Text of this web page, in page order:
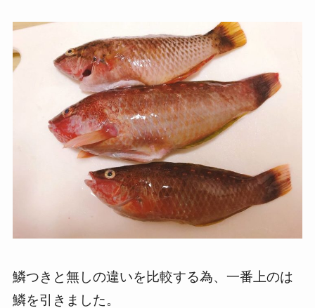
鱗つきと無しの違いを比較する為、一番上のは
鱗を引きました。